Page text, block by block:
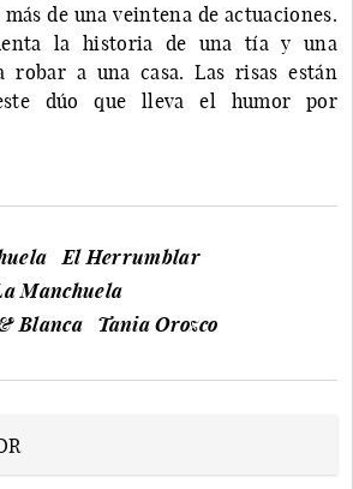
de una veintena de actuaciones.
la historia de una tía y una
robar a una casa. Las risas están
dúo que lleva el humor por
El Herrumblar
Manchuela
Blanca
Tania Orozco